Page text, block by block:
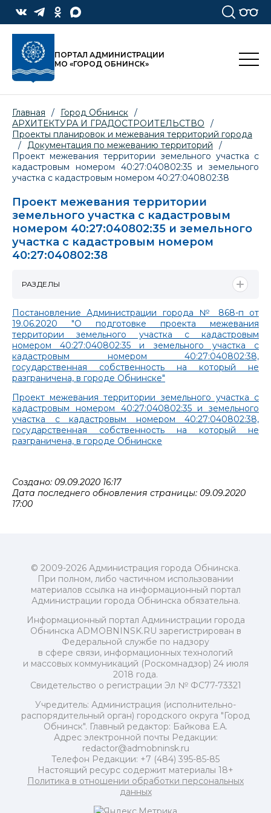
ПОРТАЛ АДМИНИСТРАЦИИ
МО «ГОРОД ОБНИНСК»
Главная / Город Обнинск /
АРХИТЕКТУРА И ГРАДОСТРОИТЕЛЬСТВО
/
Проекты планировок и межевания территорий города
/
Документация по межеванию территорий
/
Проект межевания территории земельного участка с
кадастровым номером 40:27:040802:35 и земельного
участка с кадастровым номером 40:27:040802:38
Проект межевания территории
земельного участка с кадастровым
номером 40:27:040802:35 и земельного
участка с кадастровым номером
40:27:040802:38
Постановление Администрации города № 868-п от
19.06.2020 "О подготовке проекта межевания
территории земельного участка с кадастровым
номером 40:27:040802:35 и земельного участка с
кадастровым номером 40:27:040802:38,
государственная собственность на который не
разграничена, в городе Обнинске"
Проект межевания территории земельного участка с
кадастровым номером 40:27:040802:35 и земельного
участка с кадастровым номером 40:27:040802:38,
государственная собственность на который не
разграничена, в городе Обнинске
Создано: 09.09.2020 16:17
Дата последнего обновления страницы: 09.09.2020
17:00
РАЗДЕЛЫ
© 2009-2026 Администрация города Обнинска.
При полном, либо частичном использовании
материалов ссылка на информационный портал
Администрации города Обнинска обязательна.
Информационный портал Администрации города
Обнинска ADMOBNINSK.RU зарегистрирован в
Федеральной службе по надзору
в сфере связи, информационных технологий
и массовых коммуникаций (Роскомнадзор) 24 июля
2018 года.
Свидетельство о регистрации Эл № ФС77-73321
Учредитель: Администрация (исполнительно-
распорядительный орган) городского округа "Город
Обнинск". Главный редактор: Байкова Е.А.
Адрес электронной почты Редакции:
redactor@admobninsk.ru
Телефон Редакции: +7 (484) 395-85-85
Настоящий ресурс содержит материалы 18+
Политика в отношении обработки персональных
данных